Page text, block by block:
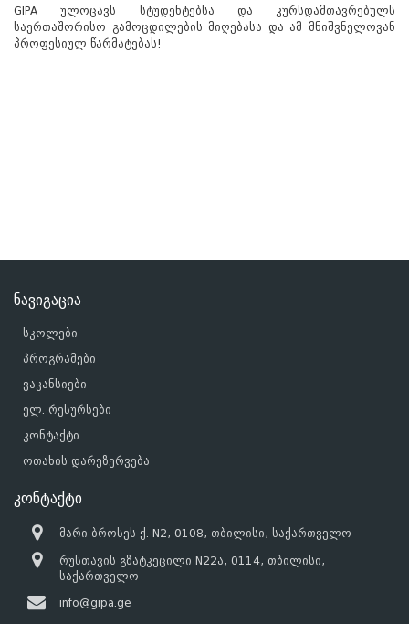
GIPA ულოცავს სტუდენტებსა და კურსდამთავრებულს
საერთაშორისო გამოცდილების მიღებასა და ამ მნიშვნელოვან
პროფესიულ წარმატებას!
ნავიგაცია
სკოლები
პროგრამები
ვაკანსიები
ელ. რესურსები
კონტაქტი
ოთახის დარეზერვება
კონტაქტი
მარი ბროსეს ქ. N2, 0108, თბილისი, საქართველო
რუსთავის გზატკეცილი N22ა, 0114, თბილისი,
საქართველო
info@gipa.ge